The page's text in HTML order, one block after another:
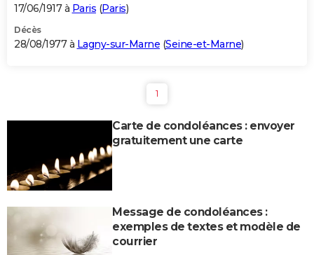
17/06/1917 à Paris (Paris)
Décès
28/08/1977 à Lagny-sur-Marne (Seine-et-Marne)
1
Carte de condoléances : envoyer
gratuitement une carte
Message de condoléances :
exemples de textes et modèle de
courrier